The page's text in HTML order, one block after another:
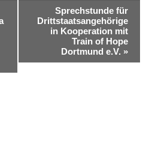
Sprechstunde für
Drittstaatsangehörige
in Kooperation mit
Train of Hope
Dortmund e.V. »